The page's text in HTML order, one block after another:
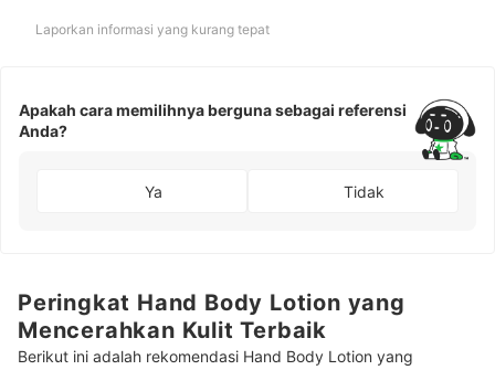
Laporkan informasi yang kurang tepat
Apakah cara memilihnya berguna sebagai referensi
Anda?
Ya Tidak
Peringkat Hand Body Lotion yang
Mencerahkan Kulit Terbaik
Berikut ini adalah rekomendasi Hand Body Lotion yang